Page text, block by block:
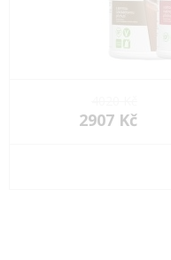
2907 Kč